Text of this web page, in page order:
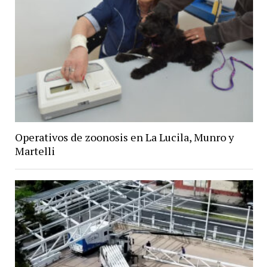
Operativos de zoonosis en La Lucila, Munro y
Martelli